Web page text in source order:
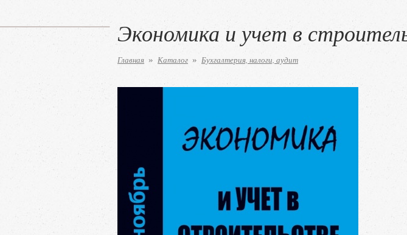
Экономика и учет в
Главная » Каталог » Бухгалтерия, налоги, аудит